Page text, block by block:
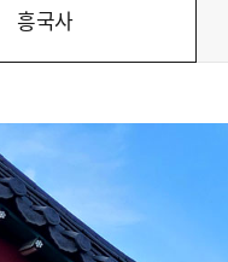
흥국사